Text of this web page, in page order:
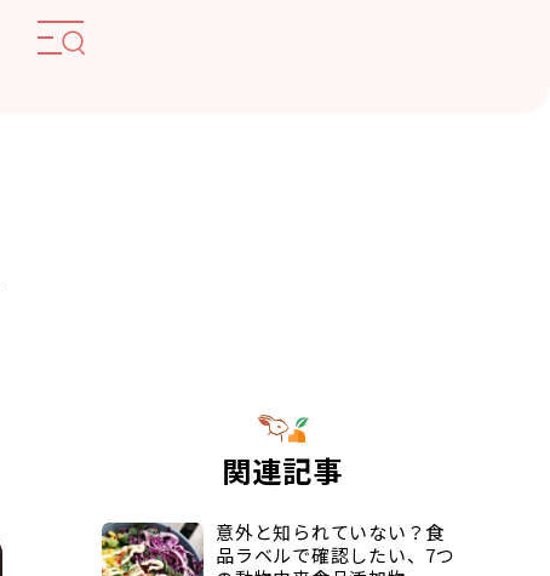
関連記事
意外と知られていない？食
品ラベルで確認したい、7つ